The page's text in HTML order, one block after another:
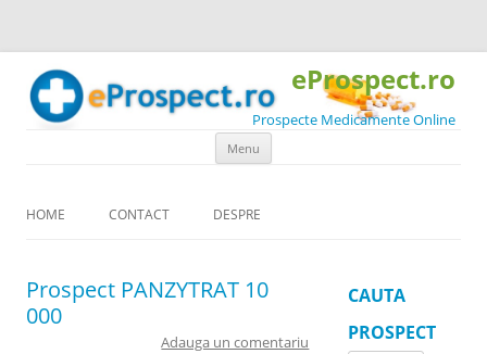
eProspect.ro
Prospecte Medicamente Online
Menu
HOME CONTACT DESPRE
Prospect PANZYTRAT 10
000
Adauga un comentariu
CAUTA
PROSPECT